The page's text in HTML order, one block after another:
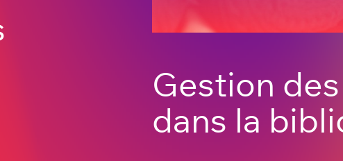
Gestion
dans la